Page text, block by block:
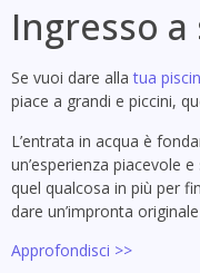
Ingresso a
Se vuoi dare allatua
piace a grandi e piccini,
L’entrata in acqua è
un’esperienza piacevole
quel qualcosa in più per
dare un’impronta
Approfondisci >>